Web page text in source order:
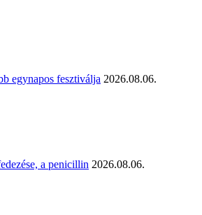
egynapos fesztiválja 2026.08.06.
a penicillin 2026.08.06.